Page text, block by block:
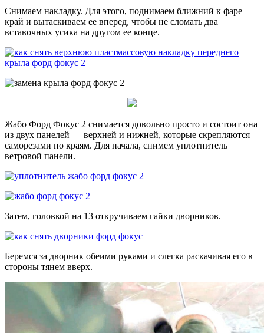
Снимаем накладку. Для этого, поднимаем ближний к фаре
край и вытаскиваем ее вперед, чтобы не сломать два
вставочных усика на другом ее конце.
Жабо Форд Фокус 2 снимается довольно просто и состоит она
из двух панелей — верхней и нижней, которые скрепляются
саморезами по краям. Для начала, снимем уплотнитель
ветровой панели.
Затем, головкой на 13 откручиваем гайки дворников.
Беремся за дворник обеими руками и слегка раскачивая его в
стороны тянем вверх.